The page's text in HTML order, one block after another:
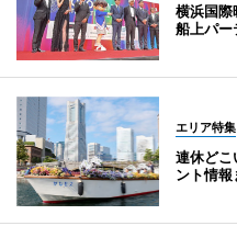
横浜国
船上パー
エリア特集
連休ど
ント情報